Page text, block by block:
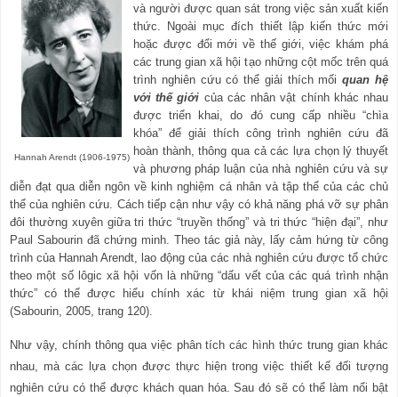
Hannah Arendt (1906-1975)
và người được quan sát trong việc sản xuất kiến
thức. Ngoài mục đích thiết lập kiến thức mới
hoặc được đổi mới về thế giới, việc khám phá
các trung gian xã hội tạo những cột mốc trên quá
trình nghiên cứu có thể giải thích mốiquan hệ
với thế giới của các nhân vật chính khác nhau
được triển khai, do đó cung cấp nhiều “chìa
khóa” để giải thích công trình nghiên cứu đã
hoàn thành, thông qua cả các lựa chọn lý thuyết
và phương pháp luận của nhà nghiên cứu và sự
diễn đạt qua diễn ngôn về kinh nghiệm cá nhân và tập thể của các chủ
thể của nghiên cứu. Cách tiếp cận như vậy có khả năng phá vỡ sự phân
đôi thường xuyên giữa tri thức “truyền thống” và trithức “hiện đại”, như
Paul Sabourin đã chứng minh. Theo tác giả này, lấy cảm hứng từ công
trình của Hannah Arendt, lao động của các nhà nghiên cứu được tổ chức
theo một số lôgic xã hội vốn là những “dấu vết của các quá trình nhận
thức” có thể được hiểu chính xác từ khái niệm trung gian xã hội
(Sabourin, 2005, trang 120).
Như vậy, chính thông qua việc phân tích các hình thức trung gian khác
nhau, mà các lựa chọn được thực hiện trong việc thiết kế đối tượng
nghiên cứu có thể được khách quan hóa. Sau đó sẽ có thể làm nổi bật